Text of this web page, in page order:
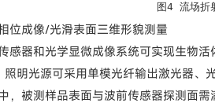
图4 流场折
位成像/光滑表面三维形貌测量
感器和光学显微成像系统可实现生物
照明光源可采用单模光纤输出激光器
，被测样品表面与波前传感器探测面